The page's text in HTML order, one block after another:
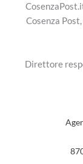
Cosenza
Direttore